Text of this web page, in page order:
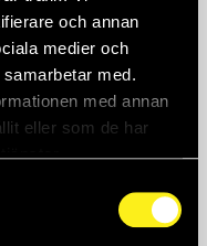
och annan
medier och
med.
med annan
eller som de har